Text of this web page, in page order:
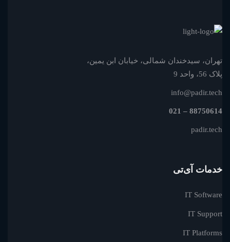
تهران، سیدخندان شمالی، خیابان ابن یمین،
پلاک 56، واحد 9
info@padir.tech
88750614 – 021
padir.tech
خدمات آی‌تی
IT Software
IT Support
IT Platforms